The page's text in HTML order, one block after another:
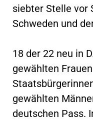
siebter Stelle vor
Schweden und
18 der 22 neu in
gewählten
gewählten
deutschen Pass.